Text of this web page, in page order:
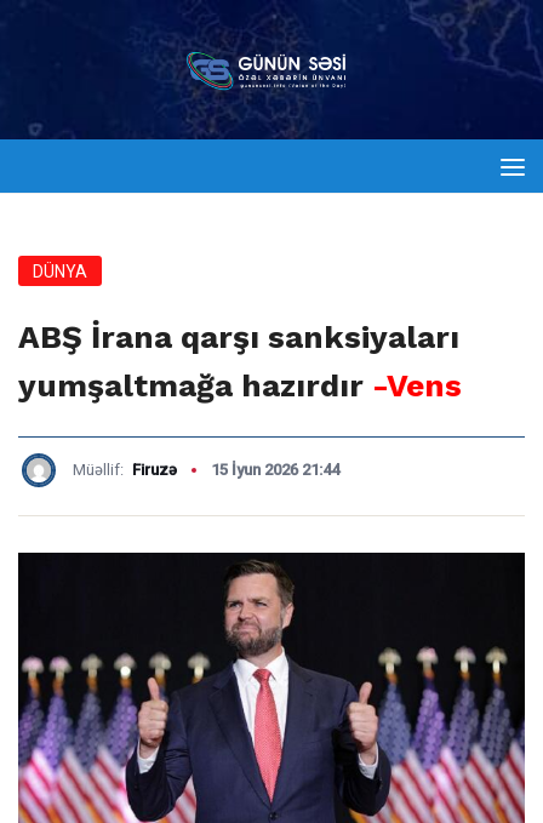
DÜNYA
ABŞ İrana qarşı sanksiyaları
yumşaltmağa hazırdır -Vens
Müəllif: Firuzə 15 İyun 2026 21:44